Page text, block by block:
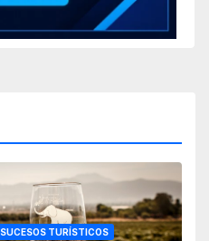
SUCESOS TURÍSTICOS